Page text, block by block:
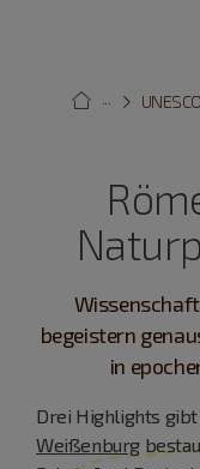
···
begeistern
in
Drei Highlights
Weißenburg